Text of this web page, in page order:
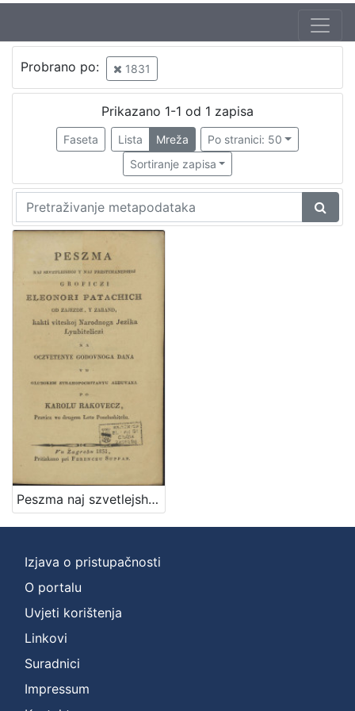
Probrano po: 1831
Prikazano 1-1 od 1 zapisa
Faseta Lista Mreža
Po stranici: 50
Sortiranje zapisa
Peszma naj szvetlejshoj y naj prestimanejshoj groficzi Eleonori Patachich od Zajezde, y Zarand, kakti viteskoj narodnoga jezika lyubiteliczi na oczvetenye godovnoga dana vu glubokem ztrahopochitanyu alduvana / po Karolu Rakovecz pravicz vu drugem letu poszlushitelu
Izjava o pristupačnosti
O portalu
Uvjeti korištenja
Linkovi
Suradnici
Impressum